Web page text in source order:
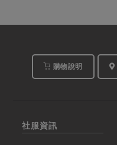
購物說明
社服資訊